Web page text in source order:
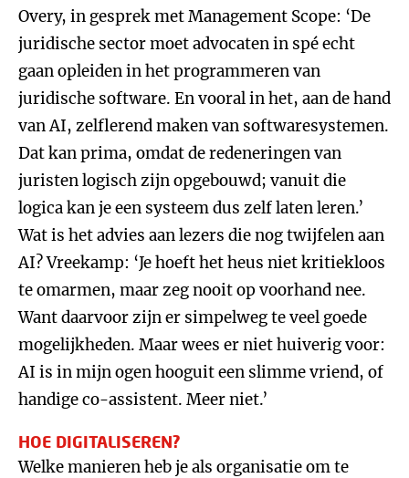
Overy, in gesprek met Management Scope: ‘De
juridische sector moet advocaten in spé echt
gaan opleiden in het programmeren van
juridische software. En vooral in het, aan de hand
van AI, zelflerend maken van softwaresystemen.
Dat kan prima, omdat de redeneringen van
juristen logisch zijn opgebouwd; vanuit die
logica kan je een systeem dus zelf laten leren.’
Wat is het advies aan lezers die nog twijfelen aan
AI? Vreekamp: ‘Je hoeft het heus niet kritiekloos
te omarmen, maar zeg nooit op voorhand nee.
Want daarvoor zijn er simpelweg te veel goede
mogelijkheden. Maar wees er niet huiverig voor:
AI is in mijn ogen hooguit een slimme vriend, of
handige co-assistent. Meer niet.’
HOE DIGITALISEREN?
Welke manieren heb je als organisatie om te